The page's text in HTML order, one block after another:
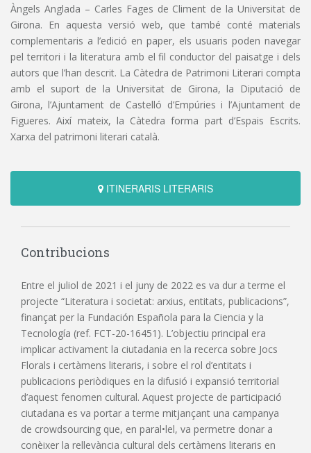
Àngels Anglada – Carles Fages de Climent de la Universitat de
Girona. En aquesta versió web, que també conté materials
complementaris a l’edició en paper, els usuaris poden navegar
pel territori i la literatura amb el fil conductor del paisatge i dels
autors que l’han descrit. La Càtedra de Patrimoni Literari compta
amb el suport de la Universitat de Girona, la Diputació de
Girona, l’Ajuntament de Castelló d’Empúries i l’Ajuntament de
Figueres. Així mateix, la Càtedra forma part d’Espais Escrits.
Xarxa del patrimoni literari català.
ITINERARIS LITERARIS
Contribucions
Entre el juliol de 2021 i el juny de 2022 es va dur a terme el
projecte “Literatura i societat: arxius, entitats, publicacions”,
finançat per la Fundación Española para la Ciencia y la
Tecnología (ref. FCT-20-16451). L’objectiu principal era
implicar activament la ciutadania en la recerca sobre Jocs
Florals i certàmens literaris, i sobre el rol d’entitats i
publicacions periòdiques en la difusió i expansió territorial
d’aquest fenomen cultural. Aquest projecte de participació
ciutadana es va portar a terme mitjançant una campanya
de crowdsourcing que, en paral•lel, va permetre donar a
conèixer la rellevància cultural dels certàmens literaris en